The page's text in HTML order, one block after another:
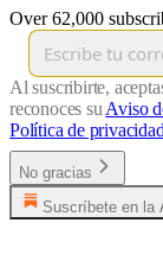
Over 62,000
Al suscribirte,
reconoces suAviso
Política de
No gracias
Suscríbete en la